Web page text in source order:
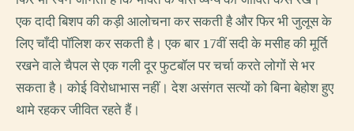
एक दादी बिशप की कड़ी आलोचना कर सकती है और फिर भी जुलूस के
लिए चाँदी पॉलिश कर सकती है। एक बार 17वीं सदी के मसीह की मूर्ति
रखने वाले चैपल से एक गली दूर फुटबॉल पर चर्चा करते लोगों से भर
सकता है। कोई विरोधाभास नहीं। देश असंगत सत्यों को बिना बेहोश हुए
थामे रहकर जीवित रहते हैं।